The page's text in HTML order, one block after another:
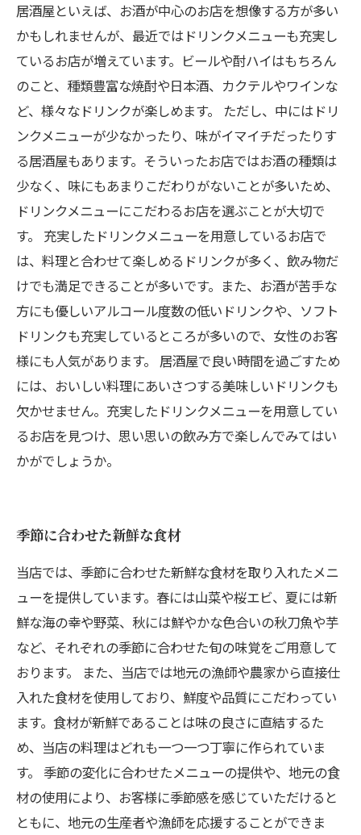
居酒屋といえば、お酒が中心のお店を想像する方が多い
かもしれませんが、最近ではドリンクメニューも充実し
ているお店が増えています。ビールや酎ハイはもちろん
のこと、種類豊富な焼酎や日本酒、カクテルやワインな
ど、様々なドリンクが楽しめます。 ただし、中にはドリ
ンクメニューが少なかったり、味がイマイチだったりす
る居酒屋もあります。そういったお店ではお酒の種類は
少なく、味にもあまりこだわりがないことが多いため、
ドリンクメニューにこだわるお店を選ぶことが大切で
す。 充実したドリンクメニューを用意しているお店で
は、料理と合わせて楽しめるドリンクが多く、飲み物だ
けでも満足できることが多いです。また、お酒が苦手な
方にも優しいアルコール度数の低いドリンクや、ソフト
ドリンクも充実しているところが多いので、女性のお客
様にも人気があります。 居酒屋で良い時間を過ごすため
には、おいしい料理にあいさつする美味しいドリンクも
欠かせません。充実したドリンクメニューを用意してい
るお店を見つけ、思い思いの飲み方で楽しんでみてはい
かがでしょうか。
季節に合わせた新鮮な食材
当店では、季節に合わせた新鮮な食材を取り入れたメニ
ューを提供しています。春には山菜や桜エビ、夏には新
鮮な海の幸や野菜、秋には鮮やかな色合いの秋刀魚や芋
など、それぞれの季節に合わせた旬の味覚をご用意して
おります。 また、当店では地元の漁師や農家から直接仕
入れた食材を使用しており、鮮度や品質にこだわってい
ます。食材が新鮮であることは味の良さに直結するた
め、当店の料理はどれも一つ一つ丁寧に作られていま
す。 季節の変化に合わせたメニューの提供や、地元の食
材の使用により、お客様に季節感を感じていただけると
ともに、地元の生産者や漁師を応援することができま